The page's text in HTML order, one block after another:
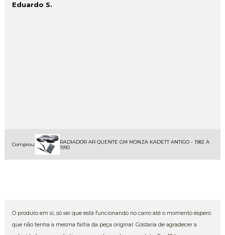
Eduardo S.
Comprou:
RADIADOR AR QUENTE GM MONZA KADETT ANTIGO - 1982 A
1990
O produto em si, só sei que está funcionando no carro até o momento espero
que não tenha a mesma falha da peça original. Gostaria de agradecer a